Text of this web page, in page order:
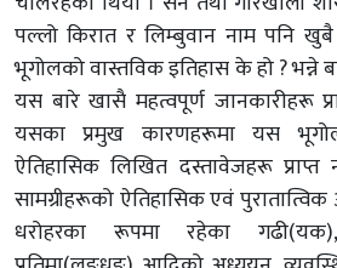
पल्लो किरात र लिम्बुवान नाम पनि
भूगोलको वास्तविक इतिहास के हो ? भन्ने
यस बारे खासै महत्वपूर्ण जानकारीहरू
यसका प्रमुख कारणहरूमा यस
ऐतिहासिक लिखित दस्तावेजहरू
सामग्रीहरूको ऐतिहासिक एवं
धरोहरका रूपमा रहेका